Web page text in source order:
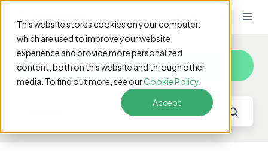
This website stores cookies on your computer,
which are used to improve your website
experience and provide more personalized
content, both on this website and through other
media. To find out more, see ourCookie Policy
Accept
ERP testing